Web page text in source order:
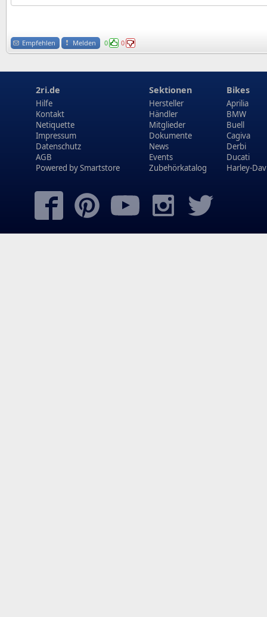
Empfehlen Melden 0 0
2ri.de
Hilfe
Kontakt
Netiquette
Impressum
Datenschutz
AGB
Powered bySmartstore
Sektionen
Hersteller
Händler
Mitglieder
Dokumente
News
Events
Zubehörkatalog
Bikes
Aprilia
BMW
Buell
Cagiva
Derbi
Ducati
Harley-